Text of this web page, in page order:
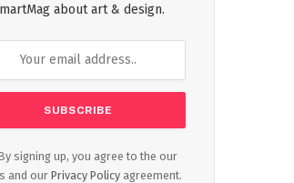
about art & design.
signing up, you agree to the our
and ourPrivacy Policy agreement.